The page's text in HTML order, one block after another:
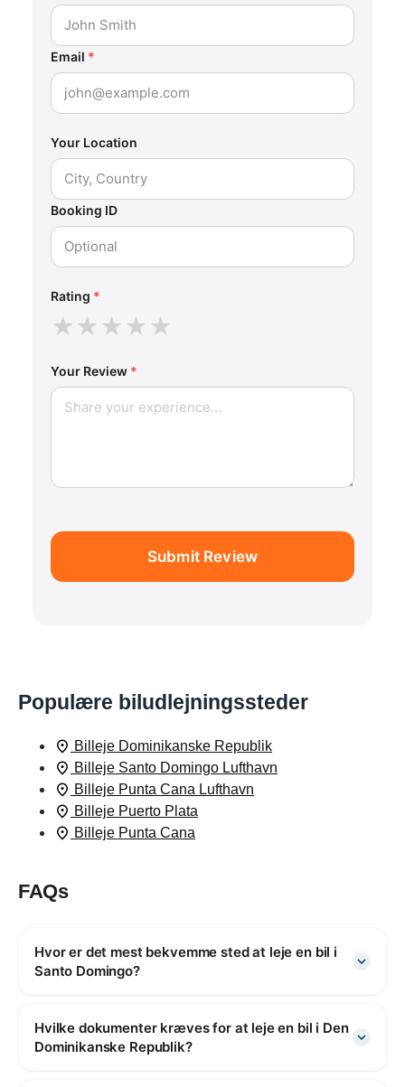
Email *
Your Location
Booking ID
Rating *
★★★★★
Your Review *
Submit Review
Populære biludlejningssteder
Billeje Dominikanske Republik
Billeje Santo Domingo Lufthavn
Billeje Punta Cana Lufthavn
Billeje Puerto Plata
Billeje Punta Cana
FAQs
Hvor er det mest bekvemme sted at leje en bil i
Santo Domingo?
Hvilke dokumenter kræves for at leje en bil i Den
Dominikanske Republik?